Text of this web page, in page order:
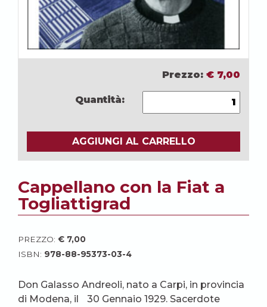
Prezzo: € 7,00
Quantità:
AGGIUNGI AL CARRELLO
Cappellano con la Fiat a
Togliattigrad
PREZZO: € 7,00
ISBN: 978-88-95373-03-4
Don Galasso Andreoli, nato a Carpi, in provincia
di Modena, il 30 Gennaio 1929. Sacerdote